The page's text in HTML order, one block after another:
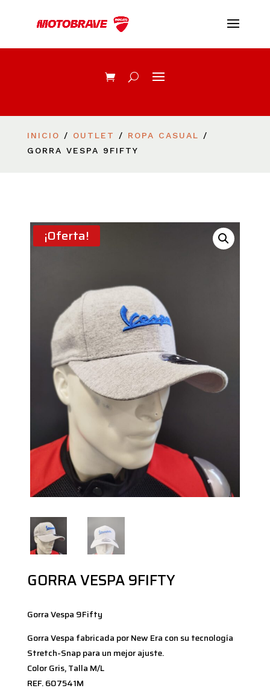
INICIO / OUTLET / ROPA CASUAL
/
GORRA VESPA 9FIFTY
GORRA VESPA 9FIFTY
Gorra Vespa 9Fifty
Gorra Vespa fabricada por New Era con su tecnología
Stretch-Snap para un mejor ajuste.
Color Gris, Talla M/L
REF. 607541M
¡Oferta!